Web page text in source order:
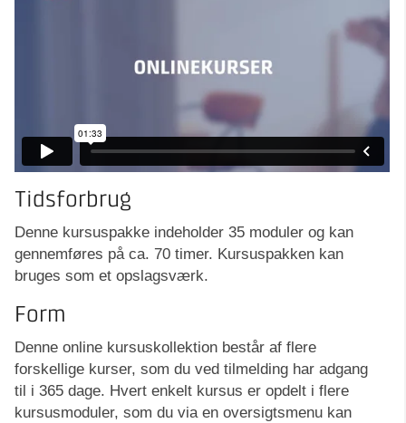
Tidsforbrug
Denne kursuspakke indeholder 35 moduler og kan
gennemføres på ca. 70 timer. Kursuspakken kan
bruges som et opslagsværk.
Form
Denne online kursuskollektion består af flere
forskellige kurser, som du ved tilmelding har adgang
til i 365 dage. Hvert enkelt kursus er opdelt i flere
kursusmoduler, som du via en oversigtsmenu kan